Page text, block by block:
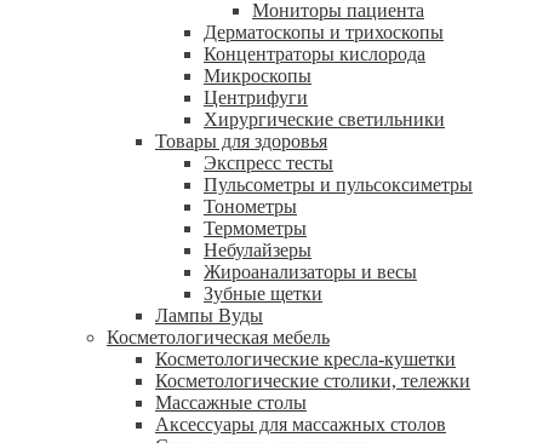
Мониторы пациента
Дерматоскопы и трихоскопы
Концентраторы кислорода
Микроскопы
Центрифуги
Xирургические светильники
Товары для здоровья
Экспресс тесты
Пульсометры и пульсоксиметры
Тонометры
Термометры
Небулайзеры
Жироанализаторы и весы
Зубные щетки
Лампы Вуды
Косметологическая мебель
Косметологические кресла-кушетки
Косметологические столики, тележки
Массажные столы
Аксессуары для массажных столов